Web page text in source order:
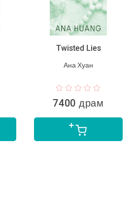
Twisted Lies
Ана Хуан
7400 драм